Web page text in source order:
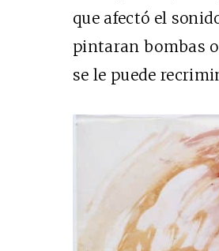
que afectó el
pintaran bombas
se le puede